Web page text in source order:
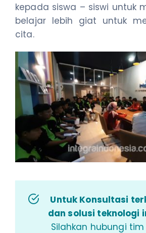
kepada siswa – siswi untuk
belajar lebih giat untuk
cita.
Untuk Konsultasi
dan solusi teknologi
Silahkan hubungi